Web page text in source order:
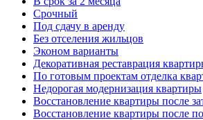
Срочный
Под сдачу в аренду
Без отселения жильцов
Эконом варианты
Декоративная реставрация
По готовым проектам отделка
Недорогая модернизация квартиры
Восстановление квартиры после
Восстановление квартиры после